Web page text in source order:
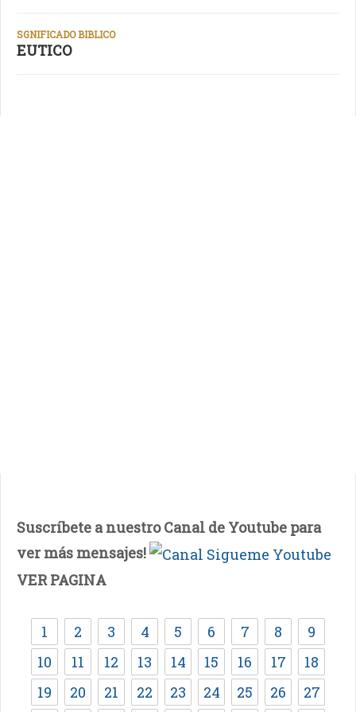
SGNIFICADO BIBLICO
EUTICO
Suscríbete a nuestro Canal de Youtube para
ver más mensajes!
VER PAGINA
1 2 3 4 5 6 7 8
9
10
11 12 13 14 15 16 17
18
19
20 21 22 23 24 25 26
27